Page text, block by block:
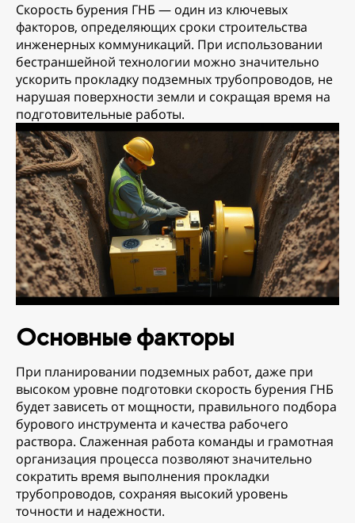
Скорость бурения ГНБ — один из ключевых
факторов, определяющих сроки строительства
инженерных коммуникаций. При использовании
бестраншейной технологии можно значительно
ускорить прокладку подземных трубопроводов, не
нарушая поверхности земли и сокращая время на
подготовительные работы.
Основные факторы
При планировании подземных работ, даже при
высоком уровне подготовки скорость бурения ГНБ
будет зависеть от мощности, правильного подбора
бурового инструмента и качества рабочего
раствора. Слаженная работа команды и грамотная
организация процесса позволяют значительно
сократить время выполнения прокладки
трубопроводов, сохраняя высокий уровень
точности и надежности.